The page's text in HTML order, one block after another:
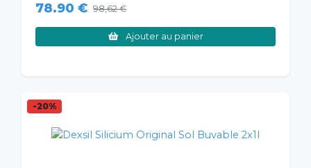
78.90 € 98,62 €
Ajouter au panier
-20%